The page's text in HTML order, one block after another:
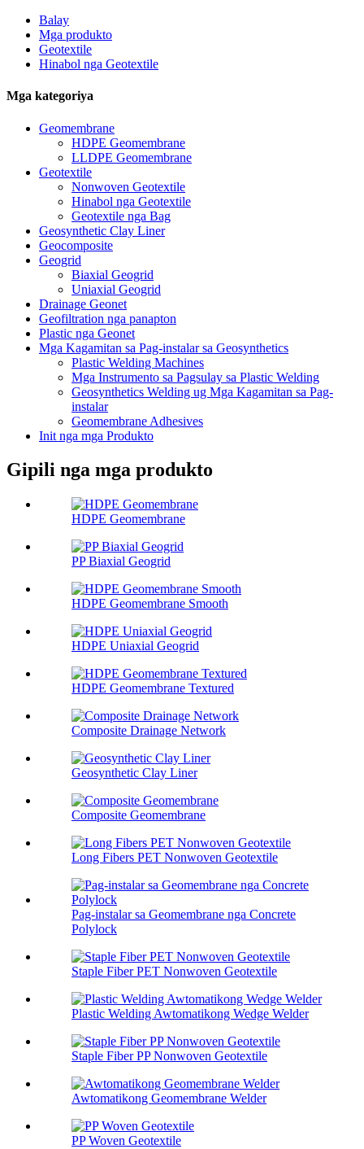
Balay
Mga produkto
Geotextile
Hinabol nga Geotextile
Mga kategoriya
Geomembrane
HDPE Geomembrane
LLDPE Geomembrane
Geotextile
Nonwoven Geotextile
Hinabol nga Geotextile
Geotextile nga Bag
Geosynthetic Clay Liner
Geocomposite
Geogrid
Biaxial Geogrid
Uniaxial Geogrid
Drainage Geonet
Geofiltration nga panapton
Plastic nga Geonet
Mga Kagamitan sa Pag-instalar sa Geosynthetics
Plastic Welding Machines
Mga Instrumento sa Pagsulay sa Plastic Welding
Geosynthetics Welding ug Mga Kagamitan sa Pag-
instalar
Geomembrane Adhesives
Init nga mga Produkto
Gipili nga mga produkto
HDPE Geomembrane
PP Biaxial Geogrid
HDPE Geomembrane Smooth
HDPE Uniaxial Geogrid
HDPE Geomembrane Textured
Composite Drainage Network
Geosynthetic Clay Liner
Composite Geomembrane
Long Fibers PET Nonwoven Geotextile
Pag-instalar sa Geomembrane nga Concrete
Polylock
Staple Fiber PET Nonwoven Geotextile
Plastic Welding Awtomatikong Wedge Welder
Staple Fiber PP Nonwoven Geotextile
Awtomatikong Geomembrane Welder
PP Woven Geotextile